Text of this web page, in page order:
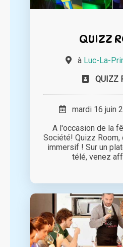
QUIZZ
à Luc-La-
QUIZZ
mardi 16 juin
A l'occasion de la
Société! Quizz Room,
immersif ! Sur un
télé, venez